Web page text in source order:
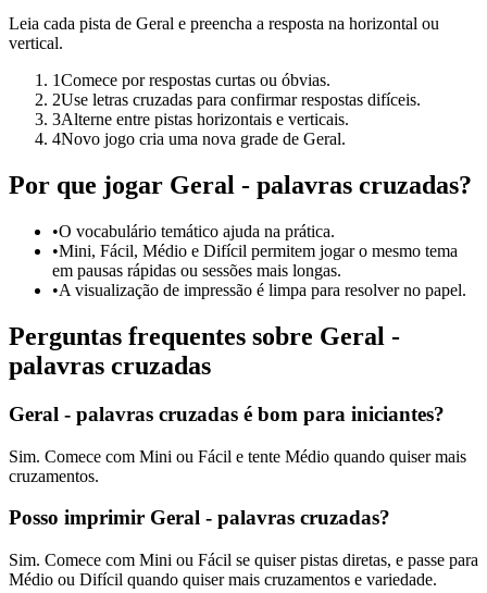
Leia cada pista de Geral e preencha a resposta na horizontal ou
vertical.
1Comece por respostas curtas ou óbvias.
2Use letras cruzadas para confirmar respostas difíceis.
3Alterne entre pistas horizontais e verticais.
4Novo jogo cria uma nova grade de Geral.
Por que jogar Geral - palavras cruzadas?
•O vocabulário temático ajuda na prática.
•Mini, Fácil, Médio e Difícil permitem jogar o mesmo tema
em pausas rápidas ou sessões mais longas.
•A visualização de impressão é limpa para resolver no papel.
Perguntas frequentes sobre Geral -
palavras cruzadas
Geral - palavras cruzadas é bom para iniciantes?
Sim. Comece com Mini ou Fácil e tente Médio quando quiser mais
cruzamentos.
Posso imprimir Geral - palavras cruzadas?
Sim. Comece com Mini ou Fácil se quiser pistas diretas, e passe para
Médio ou Difícil quando quiser mais cruzamentos e variedade.